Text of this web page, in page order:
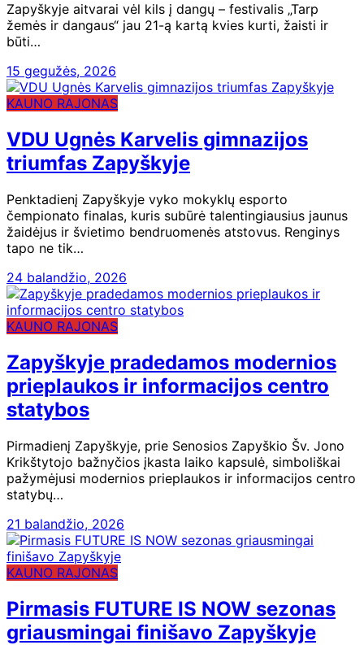
Zapyškyje aitvarai vėl kils į dangų – festivalis „Tarp
žemės ir dangaus“ jau 21-ą kartą kvies kurti, žaisti ir
būti…
15 gegužės, 2026
KAUNO RAJONAS
VDU Ugnės Karvelis gimnazijos
triumfas Zapyškyje
Penktadienį Zapyškyje vyko mokyklų esporto
čempionato finalas, kuris subūrė talentingiausius jaunus
žaidėjus ir švietimo bendruomenės atstovus. Renginys
tapo ne tik…
24 balandžio, 2026
KAUNO RAJONAS
Zapyškyje pradedamos modernios
prieplaukos ir informacijos centro
statybos
Pirmadienį Zapyškyje, prie Senosios Zapyškio Šv. Jono
Krikštytojo bažnyčios įkasta laiko kapsulė, simboliškai
pažymėjusi modernios prieplaukos ir informacijos centro
statybų…
21 balandžio, 2026
KAUNO RAJONAS
Pirmasis FUTURE IS NOW sezonas
griausmingai finišavo Zapyškyje